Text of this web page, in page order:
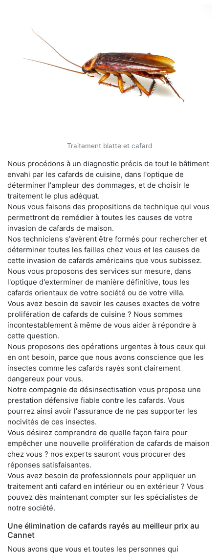
Traitement blatte et cafard
Nous procédons à un diagnostic précis de tout le bâtiment
envahi par les cafards de cuisine, dans l'optique de
déterminer l'ampleur des dommages, et de choisir le
traitement le plus adéquat.
Nous vous faisons des propositions de technique qui vous
permettront de remédier à toutes les causes de votre
invasion de cafards de maison.
Nos techniciens s'avèrent être formés pour rechercher et
déterminer toutes les failles chez vous et les causes de
cette invasion de cafards américains que vous subissez.
Nous vous proposons des services sur mesure, dans
l'optique d'exterminer de manière définitive, tous les
cafards orientaux de votre société ou de votre villa.
Vous avez besoin de savoir les causes exactes de votre
prolifération de cafards de cuisine ? Nous sommes
incontestablement à même de vous aider à répondre à
cette question.
Nous proposons des opérations urgentes à tous ceux qui
en ont besoin, parce que nous avons conscience que les
insectes comme les cafards rayés sont clairement
dangereux pour vous.
Notre compagnie de désinsectisation vous propose une
prestation défensive fiable contre les cafards. Vous
pourrez ainsi avoir l'assurance de ne pas supporter les
nocivités de ces insectes.
Vous désirez comprendre de quelle façon faire pour
empêcher une nouvelle prolifération de cafards de maison
chez vous ? nos experts sauront vous procurer des
réponses satisfaisantes.
Vous avez besoin de professionnels pour appliquer un
traitement anti cafard en intérieur ou en extérieur ? Vous
pouvez dès maintenant compter sur les spécialistes de
notre société.
Une élimination de cafards rayés au meilleur prix au
Cannet
Nous avons que vous et toutes les personnes qui